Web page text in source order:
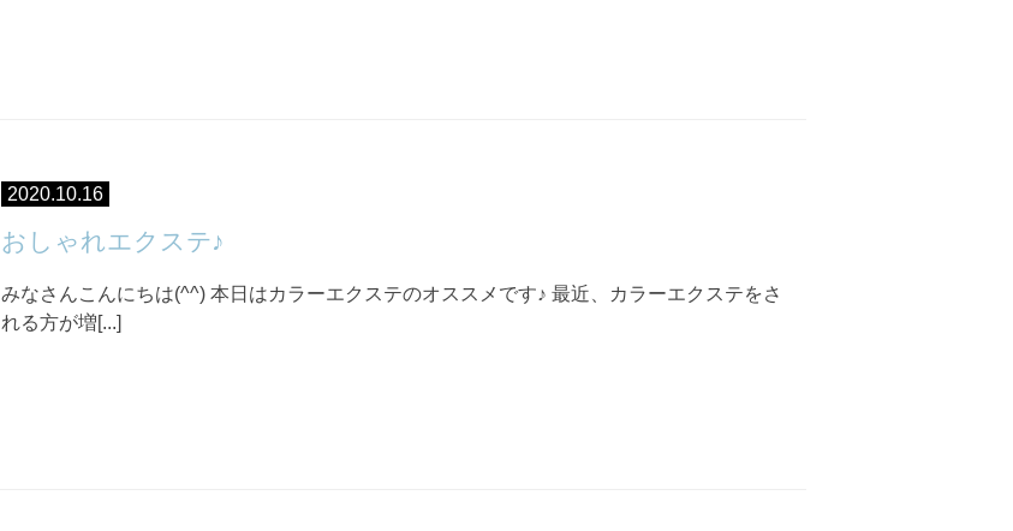
2020.10.16
おしゃれエクステ♪
みなさんこんにちは(^^) 本日はカラーエクステのオススメです♪ 最近、カラーエクステをさ
れる方が増[...]